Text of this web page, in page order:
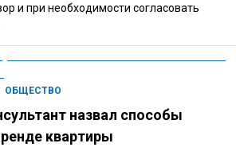
и при необходимости согласовать
ОБЩЕСТВО
назвал способы
квартиры